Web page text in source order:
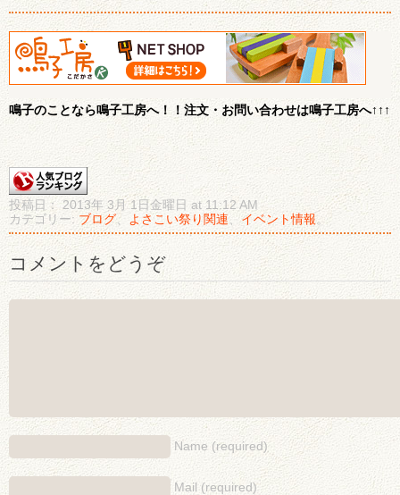
鳴子のことなら鳴子工房へ！！注文・お問い合わせは鳴子工房へ↑↑↑
投稿日： 2013年 3月 1日金曜日 at 11:12 AM
カテゴリー: ブログ、 よさこい祭り関連 イベント情報。
コメントをどうぞ
Name (required)
Mail (required)